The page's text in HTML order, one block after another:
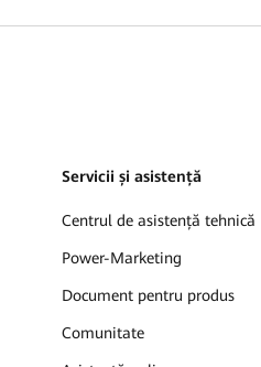
Servicii și asistență
Centrul de asistență tehnică
Power-Marketing
Document pentru produs
Comunitate